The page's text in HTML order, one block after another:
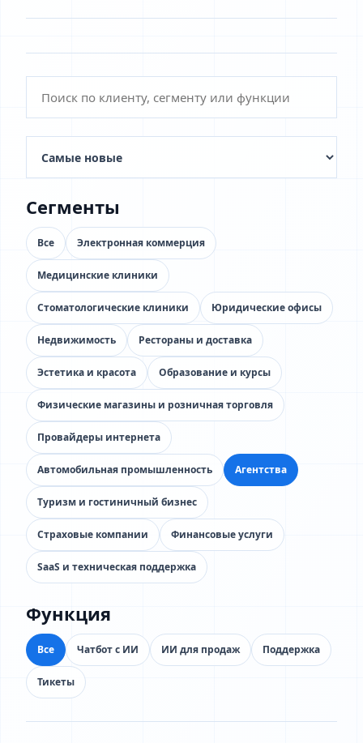
Сегменты
Все Электронная коммерция
Медицинские клиники
Стоматологические клиники Юридические офисы
Недвижимость Рестораны и доставка
Эстетика и красота Образование и курсы
Физические магазины и розничная торговля
Провайдеры интернета
Автомобильная промышленность Агентства
Туризм и гостиничный бизнес
Страховые компании Финансовые услуги
SaaS и техническая поддержка
Функция
Все Чатбот с ИИ ИИ для продаж Поддержка
Тикеты